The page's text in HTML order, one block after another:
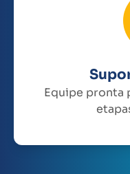
Equipe pronta